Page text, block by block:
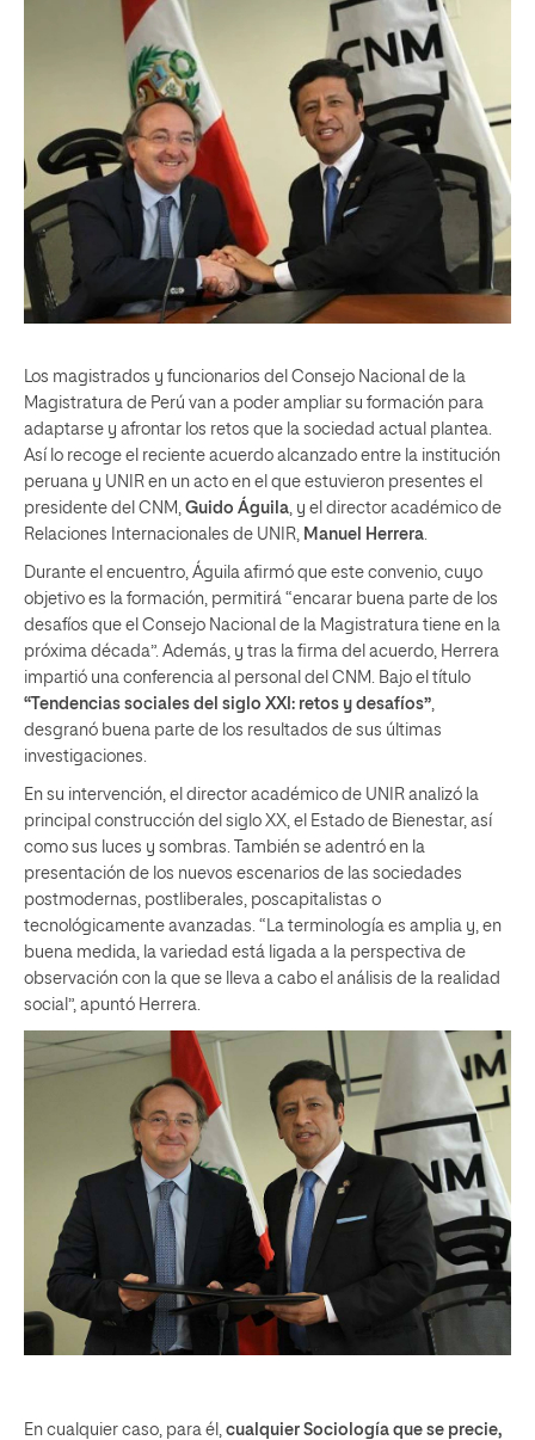
Los magistrados y funcionarios del Consejo Nacional de la
Magistratura de Perú van a poder ampliar su formación para
adaptarse y afrontar los retos que la sociedad actual plantea.
Así lo recoge el reciente acuerdo alcanzado entre la institución
peruana y UNIR en un acto en el que estuvieron presentes el
presidente del CNM, Guido Águila, y el director académico de
Relaciones Internacionales de UNIR, Manuel Herrera.
Durante el encuentro, Águila afirmó que este convenio, cuyo
objetivo es la formación, permitirá “encarar buena parte de los
desafíos que el Consejo Nacional de la Magistratura tiene en la
próxima década”. Además, y tras la firma del acuerdo, Herrera
impartió una conferencia al personal del CNM. Bajo el título
“Tendencias sociales del siglo XXI: retos y desafíos”,
desgranó buena parte de los resultados de sus últimas
investigaciones.
En su intervención, el director académico de UNIR analizó la
principal construcción del siglo XX, el Estado de Bienestar, así
como sus luces y sombras. También se adentró en la
presentación de los nuevos escenarios de las sociedades
postmodernas, postliberales, poscapitalistas o
tecnológicamente avanzadas. “La terminología es amplia y, en
buena medida, la variedad está ligada a la perspectiva de
observación con la que se lleva a cabo el análisis de la realidad
social”, apuntó Herrera.
En cualquier caso, para él, cualquier Sociología que se precie,